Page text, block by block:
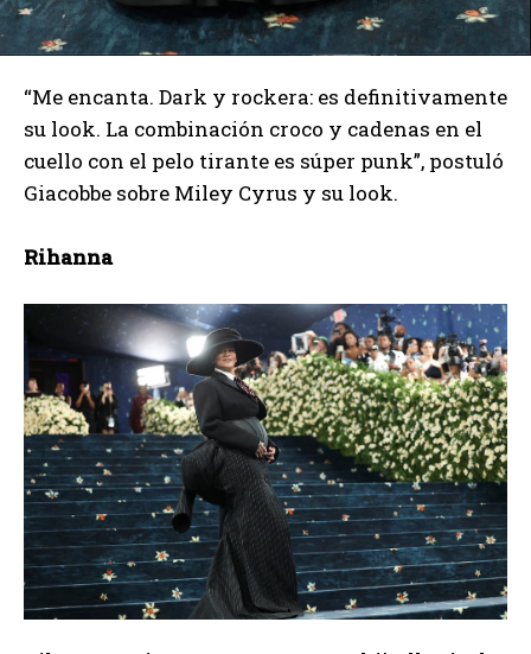
“Me encanta. Dark y rockera: es definitivamente
su look. La combinación croco y cadenas en el
cuello con el pelo tirante es súper punk”, postuló
Giacobbe sobre Miley Cyrus y su look.
Rihanna